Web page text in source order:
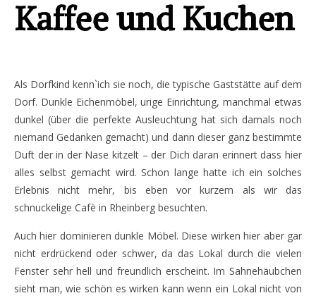
Kaffee und Kuchen
Als Dorfkind kenn`ich sie noch, die typische Gaststätte auf dem
Dorf. Dunkle Eichenmöbel, urige Einrichtung, manchmal etwas
dunkel (über die perfekte Ausleuchtung hat sich damals noch
niemand Gedanken gemacht) und dann dieser ganz bestimmte
Duft der in der Nase kitzelt – der Dich daran erinnert dass hier
alles selbst gemacht wird. Schon lange hatte ich ein solches
Erlebnis nicht mehr, bis eben vor kurzem als wir das
schnuckelige Cafè in Rheinberg besuchten.
Auch hier dominieren dunkle Möbel. Diese wirken hier aber gar
nicht erdrückend oder schwer, da das Lokal durch die vielen
Fenster sehr hell und freundlich erscheint. Im Sahnehäubchen
sieht man, wie schön es wirken kann wenn ein Lokal nicht von